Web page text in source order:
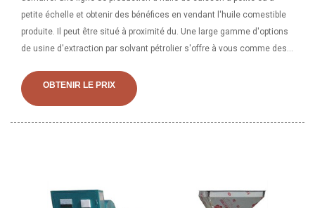
petite échelle et obtenir des bénéfices en vendant l'huile comestible
produite. Il peut être situé à proximité du. Une large gamme d'options
de usine d'extraction par solvant pétrolier s'offre à vous comme des
OBTENIR LE PRIX